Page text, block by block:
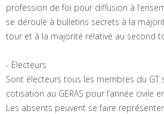
profession de foi pour diffusion à
se déroule à bulletins secrets à la
tour et à la majorité relative au second
- Electeurs
Sont électeurs tous les membres du GT
cotisation au GERAS pour l’année civile
Les absents peuvent se faire